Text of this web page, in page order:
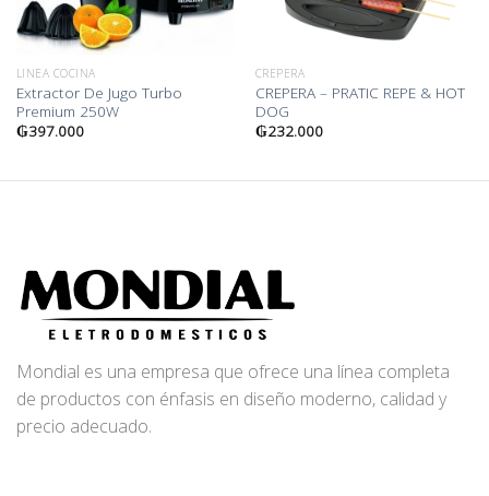
LINEA COCINA
Extractor De Jugo Turbo
Premium 250W
₲397.000
CREPERA
CREPERA – PRATIC REPE & HOT
DOG
₲232.000
Mondial es una empresa que ofrece una línea completa
de productos con énfasis en diseño moderno, calidad y
precio adecuado.